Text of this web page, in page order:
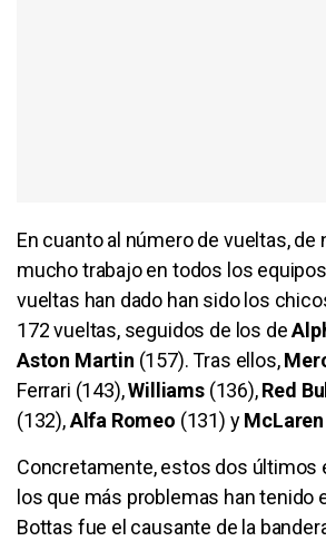
En cuanto al número de vueltas, de
mucho trabajo en todos los
vueltas han dado han sido los
172 vueltas, seguidos de los de
Aston Martin (157). Tras ellos,
Ferrari (143),Williams (136),Red
(132),Alfa Romeo (131) yMcLaren
Concretamente, estos dos últimos
los que más problemas han tenido
Bottas fue el causante de la